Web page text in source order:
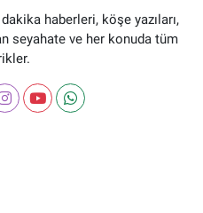
haberleri, köşe yazıları,
seyahate ve her konuda tüm